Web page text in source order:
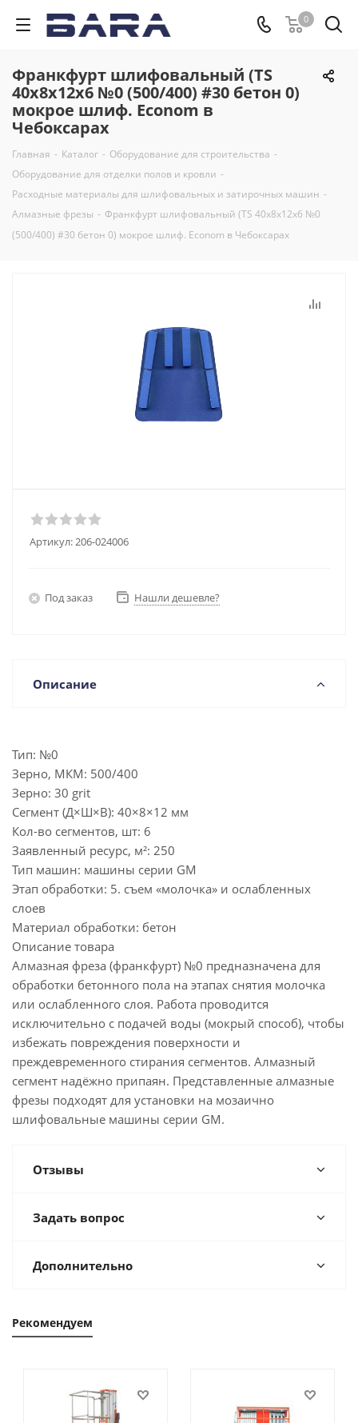
0
Франкфурт шлифовальный (TS
40x8x12x6 №0 (500/400) #30 бетон 0)
мокрое шлиф. Econom в
Чебоксарах
Главная - Каталог - Оборудование для строительства -
Оборудование для отделки полов и кровли -
Расходные материалы для шлифовальных и затирочных машин -
Алмазные фрезы - Франкфурт шлифовальный (TS 40x8x12x6 №0
(500/400) #30 бетон 0) мокрое шлиф. Econom в Чебоксарах
Артикул:206-024006
Под заказ Нашли дешевле?
Описание
Тип: №0
Зерно, МКМ: 500/400
Зерно: 30 grit
Сегмент (Д×Ш×В): 40×8×12 мм
Кол-во сегментов, шт: 6
Заявленный ресурс, м²: 250
Тип машин: машины серии GM
Этап обработки: 5. съем «молочка» и ослабленных
слоев
Материал обработки: бетон
Описание товара
Алмазная фреза (франкфурт) №0 предназначена для
обработки бетонного пола на этапах снятия молочка
или ослабленного слоя. Работа проводится
исключительно с подачей воды (мокрый способ), чтобы
избежать повреждения поверхности и
преждевременного стирания сегментов. Алмазный
сегмент надёжно припаян. Представленные алмазные
фрезы подходят для установки на мозаично
шлифовальные машины серии GM.
Отзывы
Задать вопрос
Дополнительно
Рекомендуем